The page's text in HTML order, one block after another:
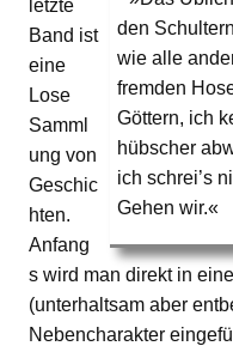
den
wie alle
fremden
Göttern, ich
hübscher
ich schrei’s
Gehen wir.«
letzte
Band ist
eine
Lose
Samml
ung von
Geschic
hten.
Anfang
s wird man direkt in
(unterhaltsam aber
Nebencharakter